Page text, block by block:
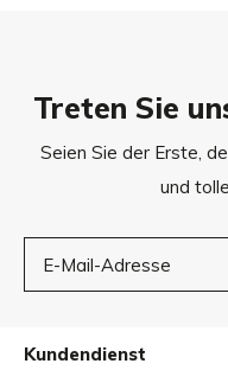
Treten Sie
Seien Sie der Erste,
und
Kundendienst